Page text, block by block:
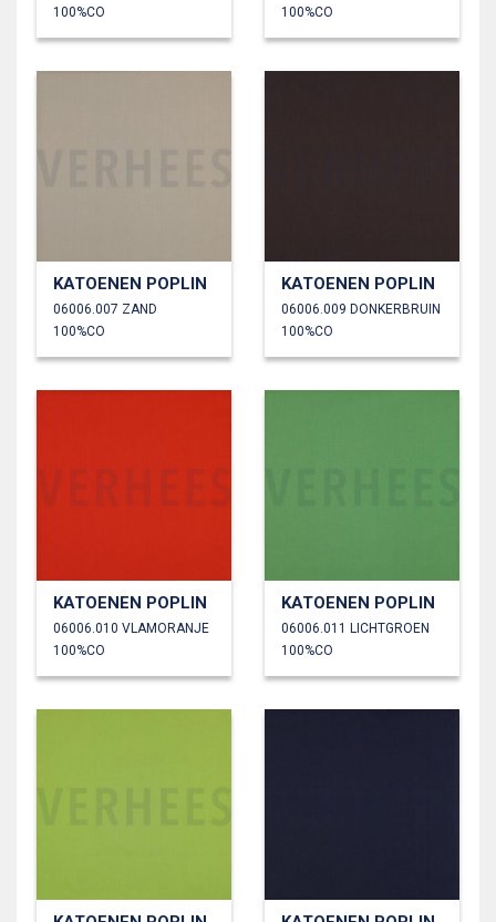
100%CO
100%CO
KATOENEN POPLIN
06006.007 ZAND
100%CO
KATOENEN POPLIN
06006.009 DONKERBRUIN
100%CO
KATOENEN POPLIN
06006.010 VLAMORANJE
100%CO
KATOENEN POPLIN
06006.011 LICHTGROEN
100%CO